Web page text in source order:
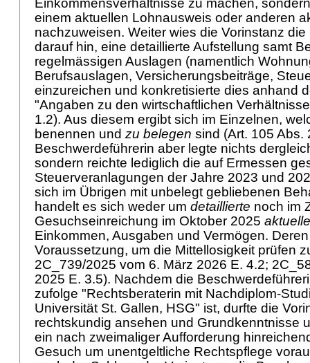
Einkommensverhältnisse zu machen,
einem aktuellen Lohnausweis oder anderen
nachzuweisen. Weiter wies die Vorinstanz
darauf hin, eine detaillierte Aufstellung samt
regelmässigen Auslagen (namentlich
Berufsauslagen, Versicherungsbeiträge,
einzureichen und konkretisierte dies anhand
"Angaben zu den wirtschaftlichen
1.2). Aus diesem ergibt sich im Einzelnen,
benennen und zu belegen sind (Art. 105 Abs.
Beschwerdeführerin aber legte nichts
sondern reichte lediglich die auf Ermessen
Steuerveranlagungen der Jahre 2023 und
sich im Übrigen mit unbelegt gebliebenen
handelt es sich weder um detaillierte noch im
Gesuchseinreichung im Oktober 2025
Einkommen, Ausgaben und Vermögen.
Voraussetzung, um die Mittellosigkeit prüfen
2C_739/2025 vom 6. März 2026 E. 4.2;
2025 E. 3.5). Nachdem die
zufolge "Rechtsberaterin mit Nachdiplom-
Universität St. Gallen, HSG" ist, durfte die
rechtskundig ansehen und Grundkenntnisse
ein nach zweimaliger Aufforderung
Gesuch um unentgeltliche Rechtspflege